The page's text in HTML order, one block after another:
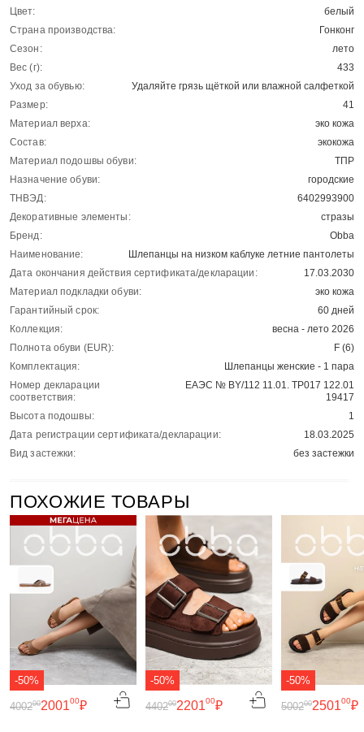
Цвет:
белый
Страна производства:
Гонконг
Сезон:
лето
Вес (г):
433
Уход за обувью:
Удаляйте грязь щёткой или влажной салфеткой
Размер:
41
Материал верха:
эко кожа
Состав:
экокожа
Материал подошвы обуви:
ТПР
Назначение обуви:
городские
ТНВЭД:
6402993900
Декоративные элементы:
стразы
Бренд:
Obba
Наименование:
Шлепанцы на низком каблуке летние пантолеты
Дата окончания действия сертификата/декларации:
17.03.2030
Материал подкладки обуви:
эко кожа
Гарантийный срок:
60 дней
Коллекция:
весна - лето 2026
Полнота обуви (EUR):
F (6)
Комплектация:
Шлепанцы женские - 1 пара
Номер декларации
соответствия:
ЕАЭС № BY/112 11.01. ТР017 122.01
19417
Высота подошвы:
1
Дата регистрации сертификата/декларации:
18.03.2025
Вид застежки:
без застежки
ПОХОЖИЕ ТОВАРЫ
-50%
200100₽
400200
-50%
220100₽
440200
-50%
250100₽
500200